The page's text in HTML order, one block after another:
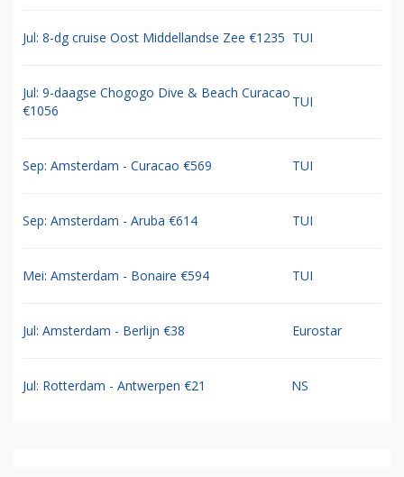
Jul: 8-dg cruise Oost Middellandse Zee €1235 TUI
Jul: 9-daagse Chogogo Dive & Beach Curacao
€1056
TUI
Sep: Amsterdam - Curacao €569 TUI
Sep: Amsterdam - Aruba €614 TUI
Mei: Amsterdam - Bonaire €594 TUI
Jul: Amsterdam - Berlijn €38 Eurostar
Jul: Rotterdam - Antwerpen €21 NS